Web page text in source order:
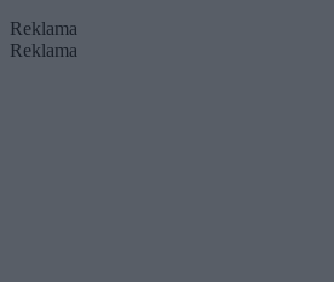
Reklama
Reklama